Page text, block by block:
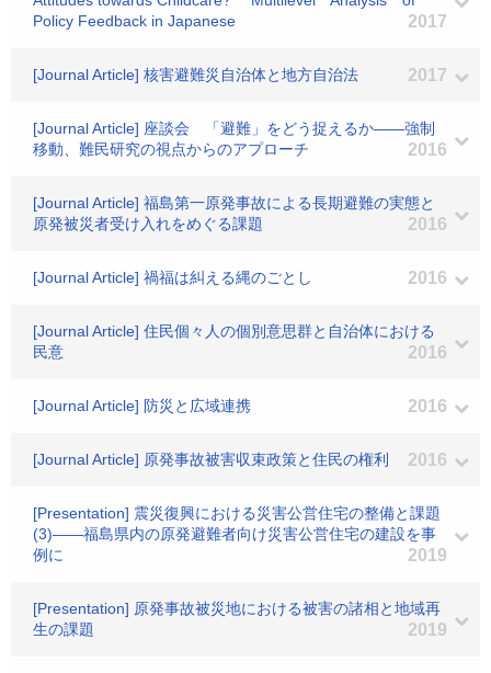
Policy Feedback in Japanese
2017
[Journal Article] 核害避難災自治体と地方自治法 2017
[Journal Article] 座談会 「避難」をどう捉えるか――強制
移動、難民研究の視点からのアプローチ
2016
[Journal Article] 福島第一原発事故による長期避難の実態と
原発被災者受け入れをめぐる課題
2016
[Journal Article] 禍福は糾える縄のごとし 2016
[Journal Article] 住民個々人の個別意思群と自治体における
民意
2016
[Journal Article] 防災と広域連携 2016
[Journal Article] 原発事故被害収束政策と住民の権利 2016
[Presentation] 震災復興における災害公営住宅の整備と課題
(3)――福島県内の原発避難者向け災害公営住宅の建設を事
例に
2019
[Presentation] 原発事故被災地における被害の諸相と地域再
生の課題
2019